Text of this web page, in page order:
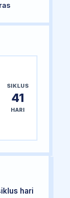
SIKLUS
41
HARI
hari